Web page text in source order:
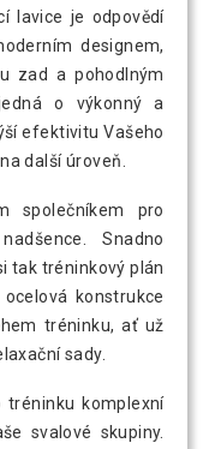
lavice je odpovědí
designem,
zad a pohodlným
o výkonný a
efektivitu Vašeho
další úroveň.
společníkem pro
Snadno
tak tréninkový plán
konstrukce
tréninku, ať už
sady.
tréninku komplexní
svalové skupiny.